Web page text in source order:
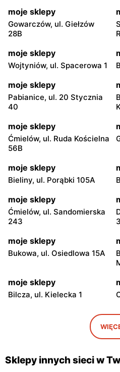
moje sklepy
Gowarczów, ul. Giełzów
28B
moje sklepy
Wojtyniów, ul. Spacerowa 1
moje sklepy
Pabianice, ul. 20 Stycznia
40
moje sklepy
Ćmielów, ul. Ruda Kościelna
56B
moje sklepy
Bieliny, ul. Porąbki 105A
moje sklepy
Ćmielów, ul. Sandomierska
243
moje sklepy
Bukowa, ul. Osiedlowa 15A
moje sklepy
Bilcza, ul. Kielecka 1
Iwaniska, ul. Ujazdowska 5
Gorzyce, ul. Szkolna 44
Sklepy innych sieci w